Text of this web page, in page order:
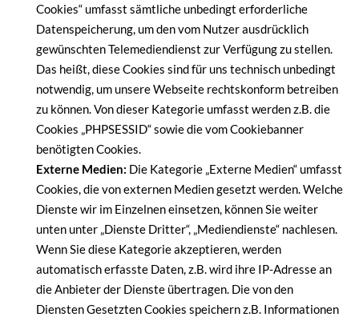
Cookies“ umfasst sämtliche unbedingt erforderliche
Datenspeicherung, um den vom Nutzer ausdrücklich
gewünschten Telemediendienst zur Verfügung zu stellen.
Das heißt, diese Cookies sind für uns technisch unbedingt
notwendig, um unsere Webseite rechtskonform betreiben
zu können. Von dieser Kategorie umfasst werden z.B. die
Cookies „PHPSESSID“ sowie die vom Cookiebanner
benötigten Cookies.
Externe Medien: Die Kategorie „Externe Medien“ umfasst
Cookies, die von externen Medien gesetzt werden. Welche
Dienste wir im Einzelnen einsetzen, können Sie weiter
unten unter „Dienste Dritter“, „Mediendienste“ nachlesen.
Wenn Sie diese Kategorie akzeptieren, werden
automatisch erfasste Daten, z.B. wird ihre IP-Adresse an
die Anbieter der Dienste übertragen. Die von den
Diensten Gesetzten Cookies speichern z.B. Informationen